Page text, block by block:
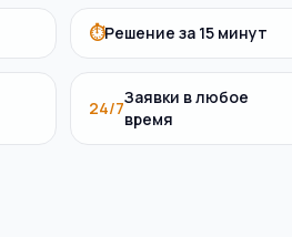
⏱Решение за 15 минут
24/7
Заявки в любое
время